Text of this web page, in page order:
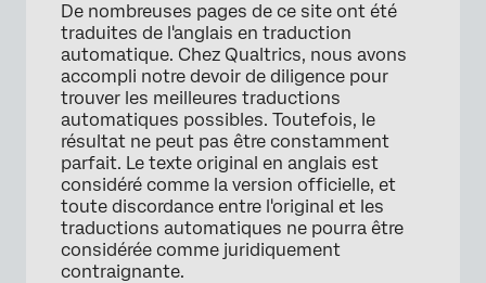
De nombreuses pages de ce site ont été
traduites de l'anglais en traduction
automatique. Chez Qualtrics, nous avons
accompli notre devoir de diligence pour
trouver les meilleures traductions
automatiques possibles. Toutefois, le
résultat ne peut pas être constamment
parfait. Le texte original en anglais est
considéré comme la version officielle, et
toute discordance entre l'original et les
traductions automatiques ne pourra être
considérée comme juridiquement
contraignante.